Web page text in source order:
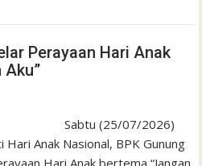
Perayaan Hari Anak
Aku”
Sabtu (25/07/2026)
Anak Nasional, BPK Gunung
Hari Anak bertema “Jangan